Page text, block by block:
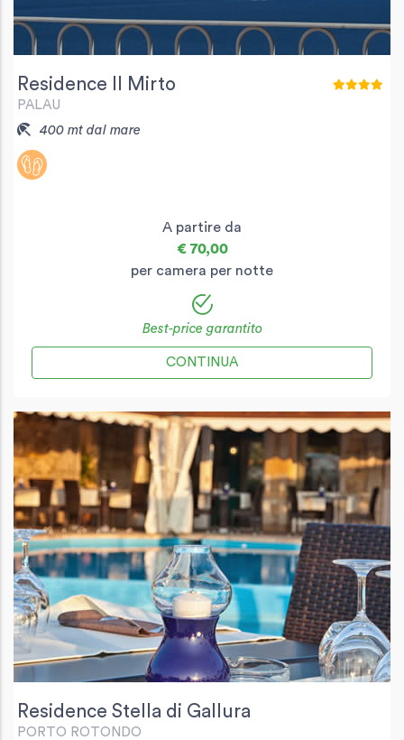
Residence Il Mirto
PALAU
400 mt dal mare
A partire da
€ 70,00
per camera per notte
Best-price garantito
CONTINUA
Residence Stella di Gallura
PORTO ROTONDO